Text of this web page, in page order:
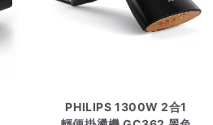
PHILIPS 1300W 2合1